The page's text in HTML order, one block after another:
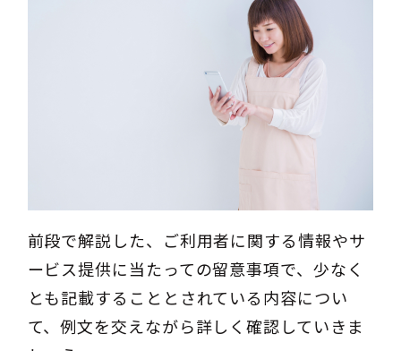
前段で解説した、ご利用者に関する情報やサ
ービス提供に当たっての留意事項で、少なく
とも記載することとされている内容につい
て、例文を交えながら詳しく確認していきま